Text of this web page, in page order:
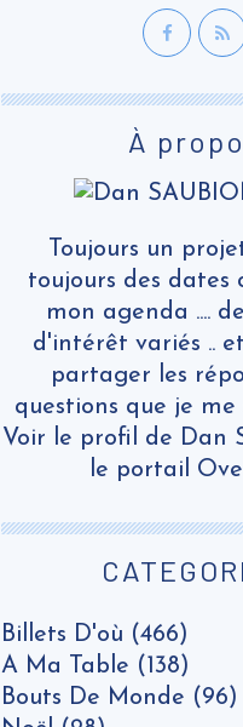
Billets D'où (466)
A Ma Table (138)
Bouts De Monde (96)
À
Toujours un
toujours des dates
mon agenda ....
d'intérêt variés ..
partager les
questions que je me
Voir le profil de Dan
le portail